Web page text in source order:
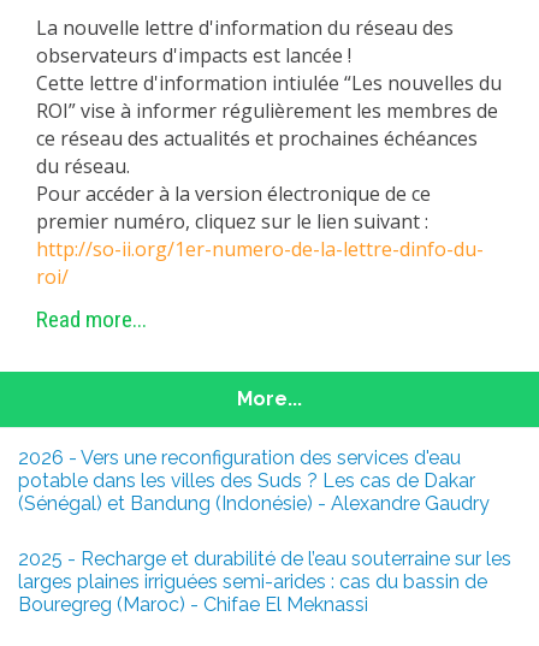
La nouvelle lettre d'information du réseau des
observateurs d'impacts est lancée !
Cette lettre d'information intiulée “Les nouvelles du
ROI” vise à informer régulièrement les membres de
ce réseau des actualités et prochaines échéances
du réseau.
Pour accéder à la version électronique de ce
premier numéro, cliquez sur le lien suivant :
http://so-ii.org/1er-numero-de-la-lettre-dinfo-du-
roi/
Read more...
More...
2026 - Vers une reconfiguration des services d'eau
potable dans les villes des Suds ? Les cas de Dakar
(Sénégal) et Bandung (Indonésie) - Alexandre Gaudry
2025 - Recharge et durabilité de l’eau souterraine sur les
larges plaines irriguées semi-arides : cas du bassin de
Bouregreg (Maroc) - Chifae El Meknassi